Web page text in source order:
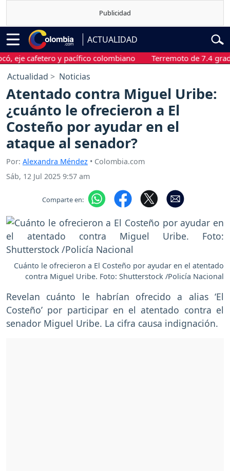
ACTUALIDAD
cafetero y pacífico colombiano Terremoto de 7.4 grados
Actualidad Noticias
Atentado contra Miguel Uribe:
¿cuánto le ofrecieron a El
Costeño por ayudar en el
ataque al senador?
Por: Alexandra Méndez • Colombia.com
Sáb, 12 Jul 2025 9:57 am
Comparte en:
Cuánto le ofrecieron a El Costeño por ayudar en el atentado
contra Miguel Uribe. Foto: Shutterstock /Policía Nacional
Revelan cuánto le habrían ofrecido a alias ‘El
Costeño’ por participar en el atentado contra el
senador Miguel Uribe. La cifra causa indignación.